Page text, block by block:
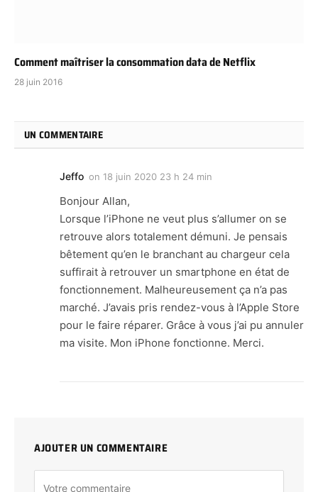
Comment maîtriser la consommation data de Netflix
28 juin 2016
UN COMMENTAIRE
Jeffo on 18 juin 2020 23 h 24 min
Bonjour Allan,
Lorsque l’iPhone ne veut plus s’allumer on se
retrouve alors totalement démuni. Je pensais
bêtement qu’en le branchant au chargeur cela
suffirait à retrouver un smartphone en état de
fonctionnement. Malheureusement ça n’a pas
marché. J’avais pris rendez-vous à l’Apple Store
pour le faire réparer. Grâce à vous j’ai pu annuler
ma visite. Mon iPhone fonctionne. Merci.
AJOUTER UN COMMENTAIRE